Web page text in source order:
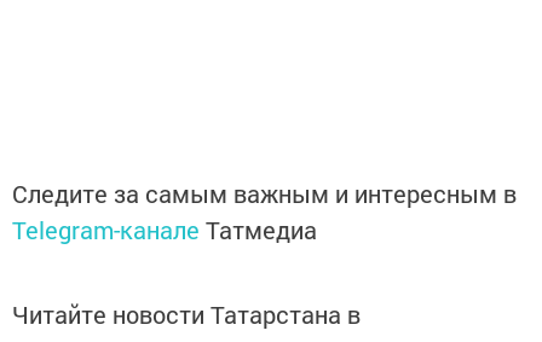
Следите за самым важным и интересным в
Telegram-канале Татмедиа
Читайте новости Татарстана в